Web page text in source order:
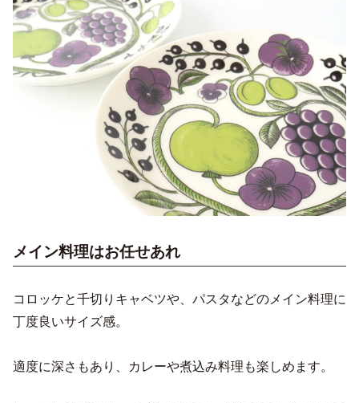
メイン料理はお任せあれ
コロッケと千切りキャベツや、パスタなどのメイン料理に
丁度良いサイズ感。
適度に深さもあり、カレーや煮込み料理も楽しめます。